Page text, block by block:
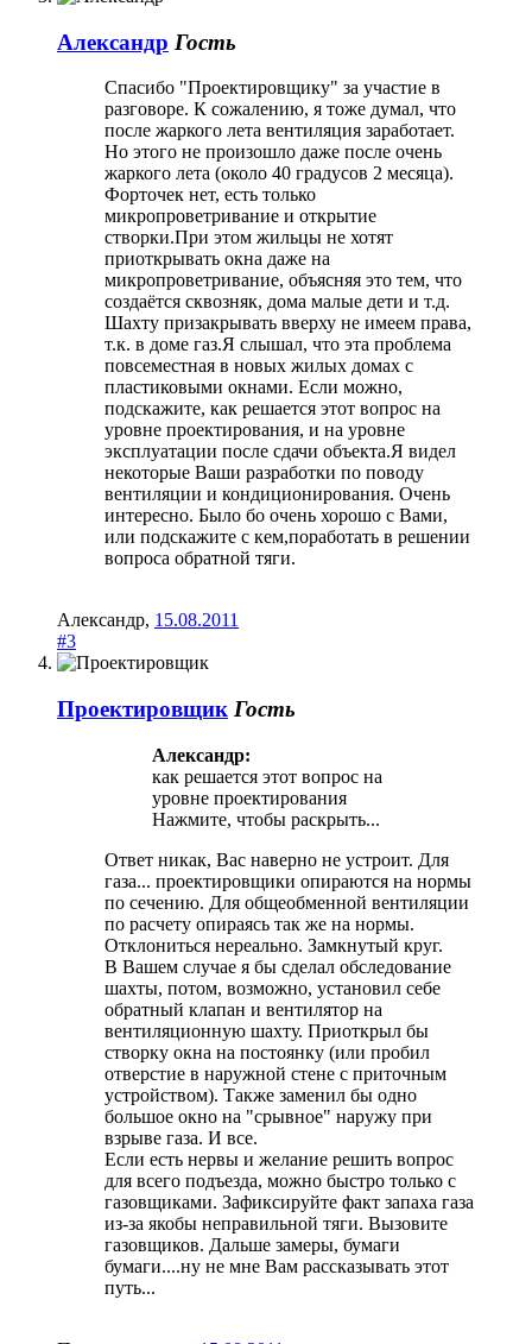
Александр Гость
Спасибо "Проектировщику" за участие в
разговоре. К сожалению, я тоже думал, что
после жаркого лета вентиляция заработает.
Но этого не произошло даже после очень
жаркого лета (около 40 градусов 2 месяца).
Форточек нет, есть только
микропроветривание и открытие
створки.При этом жильцы не хотят
приоткрывать окна даже на
микропроветривание, объясняя это тем, что
создаётся сквозняк, дома малые дети и т.д.
Шахту призакрывать вверху не имеем права,
т.к. в доме газ.Я слышал, что эта проблема
повсеместная в новых жилых домах с
пластиковыми окнами. Если можно,
подскажите, как решается этот вопрос на
уровне проектирования, и на уровне
эксплуатации после сдачи объекта.Я видел
некоторые Ваши разработки по поводу
вентиляции и кондиционирования. Очень
интересно. Было бо очень хорошо с Вами,
или подскажите с кем,поработать в решении
вопроса обратной тяги.
Александр, 15.08.2011
#3
Проектировщик Гость
Александр:
как решается этот вопрос на
уровне проектирования
Нажмите, чтобы раскрыть...
Ответ никак, Вас наверно не устроит. Для
газа... проектировщики опираются на нормы
по сечению. Для общеобменной вентиляции
по расчету опираясь так же на нормы.
Отклониться нереально. Замкнутый круг.
В Вашем случае я бы сделал обследование
шахты, потом, возможно, установил себе
обратный клапан и вентилятор на
вентиляционную шахту. Приоткрыл бы
створку окна на постоянку (или пробил
отверстие в наружной стене с приточным
устройством). Также заменил бы одно
большое окно на "срывное" наружу при
взрыве газа. И все.
Если есть нервы и желание решить вопрос
для всего подъезда, можно быстро только с
газовщиками. Зафиксируйте факт запаха газа
из-за якобы неправильной тяги. Вызовите
газовщиков. Дальше замеры, бумаги
бумаги....ну не мне Вам рассказывать этот
путь...